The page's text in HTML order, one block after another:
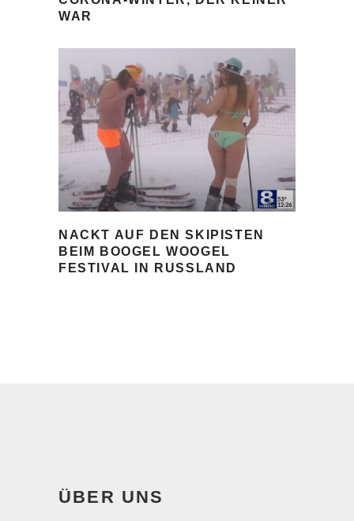
WAR
NACKT AUF DEN SKIPISTEN
BEIM BOOGEL WOOGEL
FESTIVAL IN RUSSLAND
ÜBER UNS